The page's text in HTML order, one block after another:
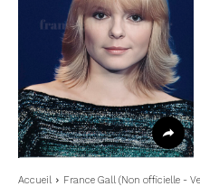
Accueil France Gall (Non officielle -